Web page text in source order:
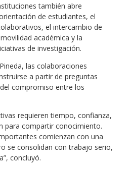
también abre
de estudiantes, el
el intercambio de
académica y la
de investigación.
las colaboraciones
a partir de preguntas
compromiso entre los
requieren tiempo, confianza,
para compartir conocimiento.
comienzan con una
se consolidan con trabajo serio,
concluyó.